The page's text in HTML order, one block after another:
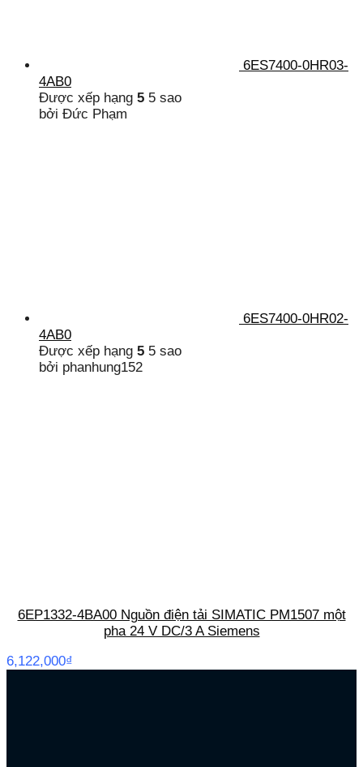
6ES7400-0HR03-
4AB0
Được xếp hạng 5 5 sao
bởi Đức Phạm
6ES7400-0HR02-
4AB0
Được xếp hạng 5 5 sao
bởi phanhung152
6EP1332-4BA00 Nguồn điện tải SIMATIC PM1507 một
pha 24 V DC/3 A Siemens
6,122,000₫